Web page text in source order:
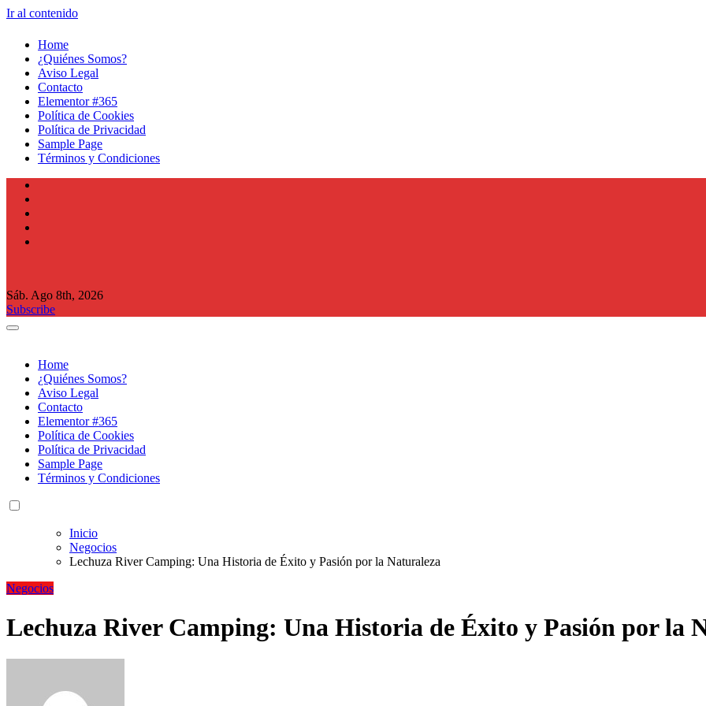
Ir al contenido
Home
¿Quiénes Somos?
Aviso Legal
Contacto
Elementor #365
Política de Cookies
Política de Privacidad
Sample Page
Términos y Condiciones
Sáb. Ago 8th, 2026
Subscribe
Home
¿Quiénes Somos?
Aviso Legal
Contacto
Elementor #365
Política de Cookies
Política de Privacidad
Sample Page
Términos y Condiciones
Inicio
Negocios
Lechuza River Camping: Una Historia de Éxito y Pasión por la Naturaleza
Negocios
Lechuza River Camping: Una Historia de Éxito y Pasión por la